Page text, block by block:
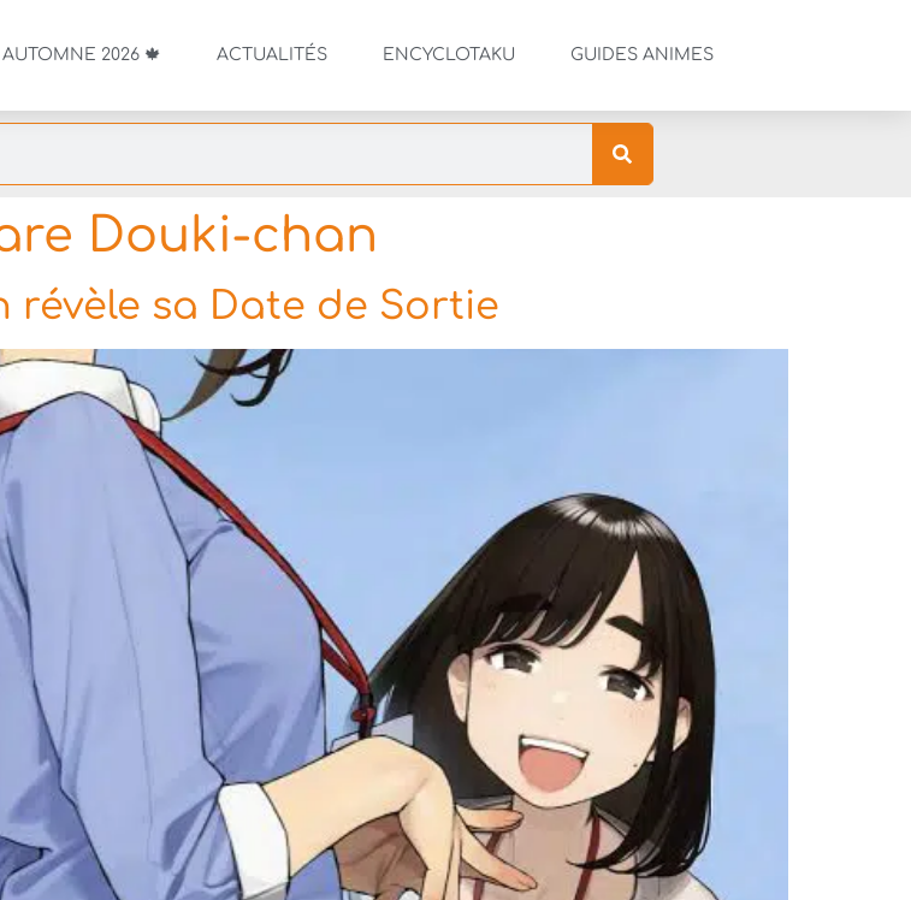
2026 🍁 ACTUALITÉS ENCYCLOTAKU GUIDES ANIMES
Douki-chan
révèle sa Date de Sortie